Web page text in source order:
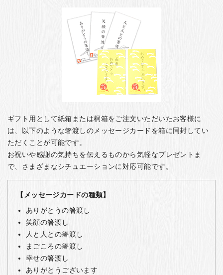
ギフト用として紙箱または桐箱をご注文いただいたお客様に
は、以下のような箸渡しのメッセージカードを箱に同封してい
ただくことが可能です。
お祝いや感謝の気持ちを伝えるものから気軽なプレゼントま
で、さまざまなシチュエーションに対応可能です。
【メッセージカードの種類】
ありがとうの箸渡し
笑顔の箸渡し
人と人との箸渡し
まごころの箸渡し
幸せの箸渡し
ありがとうございます